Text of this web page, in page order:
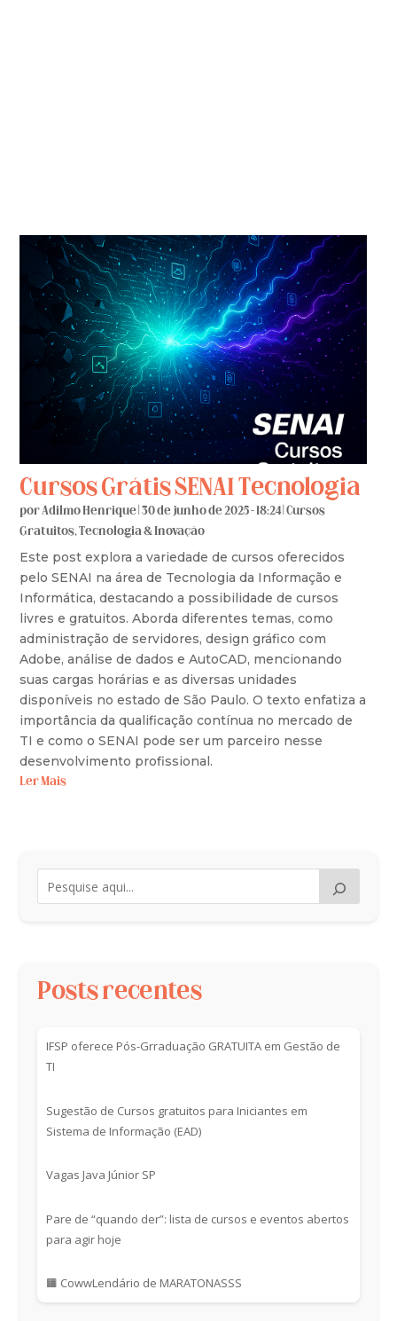
Cursos Grátis SENAI Tecnologia
porAdilmo Henrique |30 de junho de 2025 - 18:24 |Cursos
Gratuitos,Tecnologia & Inovação
Este post explora a variedade de cursos oferecidos
pelo SENAI na área de Tecnologia da Informação e
Informática, destacando a possibilidade de cursos
livres e gratuitos. Aborda diferentes temas, como
administração de servidores, design gráfico com
Adobe, análise de dados e AutoCAD, mencionando
suas cargas horárias e as diversas unidades
disponíveis no estado de São Paulo. O texto enfatiza a
importância da qualificação contínua no mercado de
TI e como o SENAI pode ser um parceiro nesse
desenvolvimento profissional.
Ler Mais
Posts recentes
IFSP oferece Pós-Grraduação GRATUITA em Gestão de
TI
Sugestão de Cursos gratuitos para Iniciantes em
Sistema de Informação (EAD)
Vagas Java Júnior SP
Pare de “quando der”: lista de cursos e eventos abertos
para agir hoje
🟧 CowwLendário de MARATONASSS